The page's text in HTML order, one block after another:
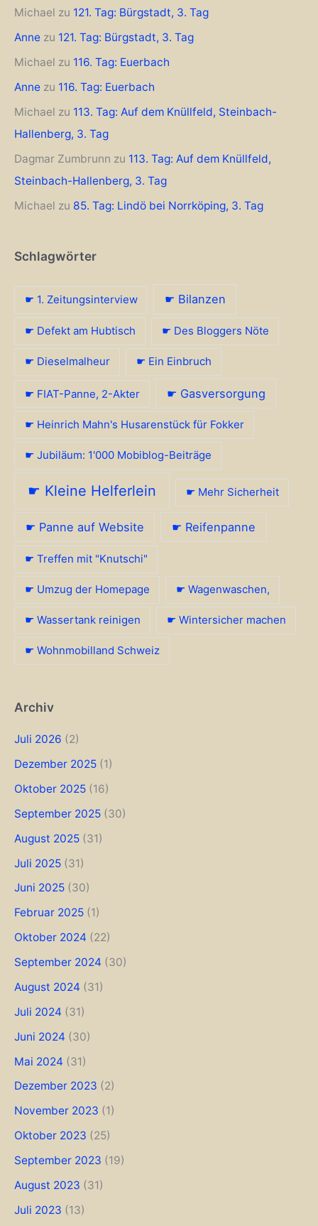
Michael zu 121. Tag: Bürgstadt, 3. Tag
Anne zu 121. Tag: Bürgstadt, 3. Tag
Michael zu 116. Tag: Euerbach
Anne zu 116. Tag: Euerbach
Michael zu 113. Tag: Auf dem Knüllfeld, Steinbach-
Hallenberg, 3. Tag
Dagmar Zumbrunn zu 113. Tag: Auf dem Knüllfeld,
Steinbach-Hallenberg, 3. Tag
Michael zu 85. Tag: Lindö bei Norrköping, 3. Tag
Schlagwörter
☛ 1. Zeitungsinterview ☛ Bilanzen
☛ Defekt am Hubtisch ☛ Des Bloggers Nöte
☛ Dieselmalheur ☛ Ein Einbruch
☛ FIAT-Panne, 2-Akter ☛ Gasversorgung
☛ Heinrich Mahn's Husarenstück für Fokker
☛ Jubiläum: 1'000 Mobiblog-Beiträge
☛ Kleine Helferlein ☛ Mehr Sicherheit
☛ Panne auf Website ☛ Reifenpanne
☛ Treffen mit "Knutschi"
☛ Umzug der Homepage ☛ Wagenwaschen,
☛ Wassertank reinigen ☛ Wintersicher machen
☛ Wohnmobilland Schweiz
Archiv
Juli 2026 (2)
Dezember 2025 (1)
Oktober 2025 (16)
September 2025 (30)
August 2025 (31)
Juli 2025 (31)
Juni 2025 (30)
Februar 2025 (1)
Oktober 2024 (22)
September 2024 (30)
August 2024 (31)
Juli 2024 (31)
Juni 2024 (30)
Mai 2024 (31)
Dezember 2023 (2)
November 2023 (1)
Oktober 2023 (25)
September 2023 (19)
August 2023 (31)
Juli 2023 (13)